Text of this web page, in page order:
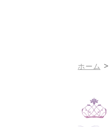
ホーム >